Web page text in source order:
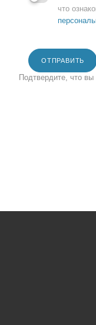
что
ОТПРАВИТЬ
Подтвердите, что вы